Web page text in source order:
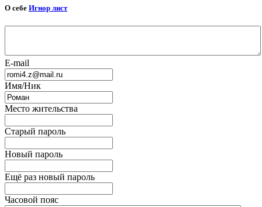
О себе Игнор лист
E-mail
Имя/Ник
Место жительства
Старый пароль
Новый пароль
Ещё раз новый пароль
Часовой пояс